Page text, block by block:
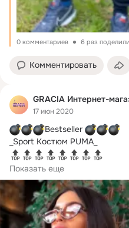
0 комментариев 6 раз
Комментировать
GRACIA Интернет-
17 июн 2020
Bestseller
это one love
удобный и стильный
Показать еще